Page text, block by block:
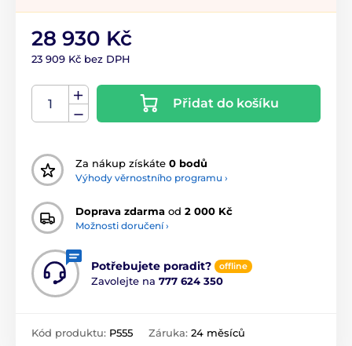
28 930 Kč
23 909 Kč bez DPH
Přidat do košíku
Za nákup získáte 0 bodů
Výhody věrnostního programu ›
Doprava zdarma od 2 000 Kč
Možnosti doručení ›
Potřebujete poradit? offline
Zavolejte na 777 624 350
Kód produktu: P555 Záruka: 24 měsíců